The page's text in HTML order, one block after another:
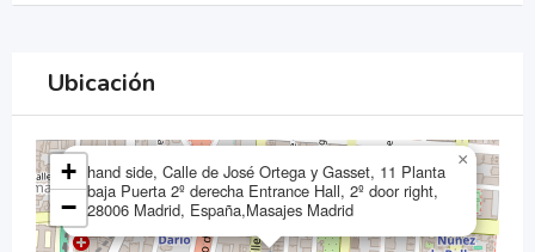
Ubicación
hand side, Calle de José Ortega y Gasset, 11 Planta
baja Puerta 2º derecha Entrance Hall, 2º door right,
28006 Madrid, España,Masajes Madrid
×
+
−